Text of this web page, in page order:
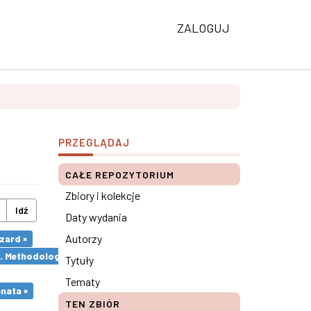
ZALOGUJ
Idź
×
remarks ×
×
PRZEGLĄDAJ
CAŁE REPOZYTORIUM
Zbiory i kolekcje
Daty wydania
Autorzy
Tytuły
Tematy
TEN ZBIÓR